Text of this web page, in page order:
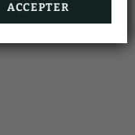
ACCEPTER